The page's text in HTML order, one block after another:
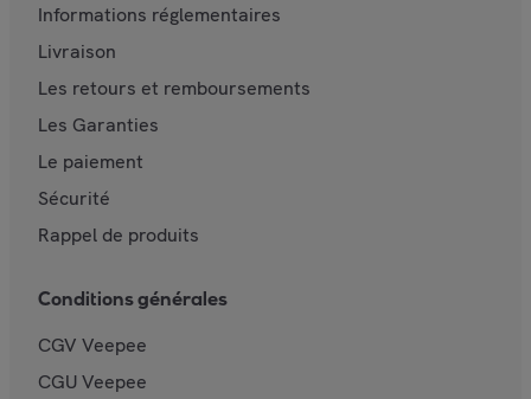
Informations réglementaires
Livraison
Les retours et remboursements
Les Garanties
Le paiement
Sécurité
Rappel de produits
Conditions générales
CGV Veepee
CGU Veepee